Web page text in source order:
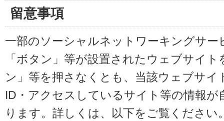
留意事項
一部のソーシャルネットワーキングサー
「ボタン」等が設置されたウェブサイ
ン」等を押さなくとも、当該ウェブサイ
ID・アクセスしているサイト等の情報
ります。詳しくは、以下をご覧ください